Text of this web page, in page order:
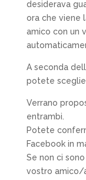
desiderava
ora che viene
amico con un
A seconda
potete
Verrano
entrambi.
Potete
Facebook in
Se non ci
vostro amico/